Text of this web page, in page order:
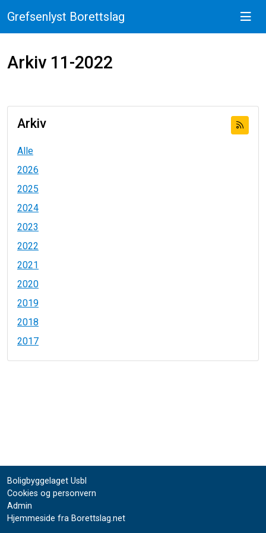
Grefsenlyst Borettslag
Arkiv 11-2022
Arkiv
Alle
2026
2025
2024
2023
2022
2021
2020
2019
2018
2017
Boligbyggelaget Usbl
Cookies og personvern
Admin
Hjemmeside fra Borettslag.net